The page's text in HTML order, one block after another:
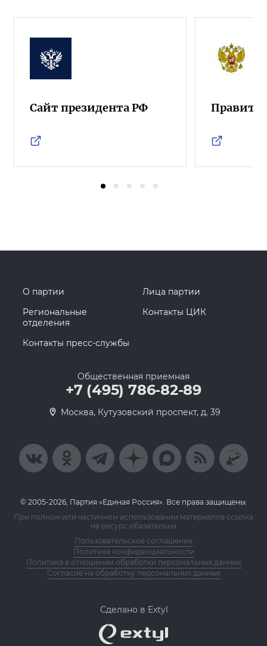
Сайт президента РФ
О партии
Лица партии
Региональные
отделения
Контакты ЦИК
Контакты пресс-службы
Общественная приемная
+7 (495) 786-82-89
Москва, Кутузовский проспект, д. 39
© 2005-2026, Партия «Единая Россия». Все права защищены.
При полном или частичном использовании материалов ссылка
на ресурс обязательна
Пользовательское соглашение
Политика конфиденциальности
Политика в отношении обработки персональных данных
Согласие на обработку персональных данных
Сделано в Extyl